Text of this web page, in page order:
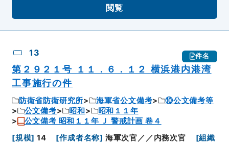
閲覧
13 件名
第２９２１号 １１．６．１２ 横浜港内港湾
工事施行の件
防衛省防衛研究所 海軍省公文備考
⑩公文備考等
公文備考
昭和
昭和１１年
公文備考 昭和１１年 Ｊ 警戒計画 卷４
[規模] 14 [作成者名称] 海軍次官／／内務次官 [組織